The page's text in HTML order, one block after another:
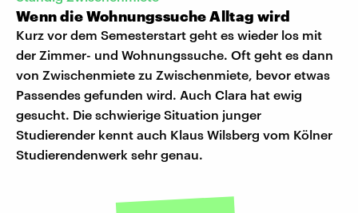
Wenn die Wohnungssuche Alltag wird
Kurz vor dem Semesterstart geht es wieder los mit
der Zimmer- und Wohnungssuche. Oft geht es dann
von Zwischenmiete zu Zwischenmiete, bevor etwas
Passendes gefunden wird. Auch Clara hat ewig
gesucht. Die schwierige Situation junger
Studierender kennt auch Klaus Wilsberg vom Kölner
Studierendenwerk sehr genau.